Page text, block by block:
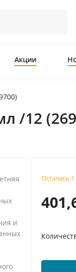
Акции
/12
и
Осталась